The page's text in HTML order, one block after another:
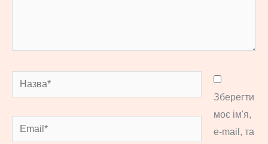
Назва*
Email*
Зберегти
моє ім'я,
e-mail, та